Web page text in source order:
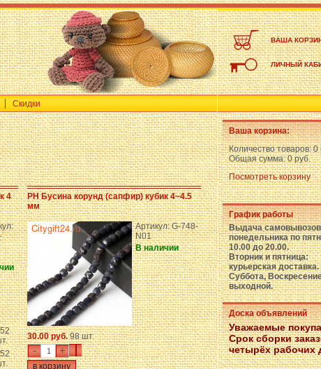
ВАША
ЛИЧНЫЙ
Скидки
4
PH Бусина корунд (сапфир) кубик 4~4.5
мм
Артикул: G-748-
N01
В наличии
30.00 руб.98 шт.
- +
Ваша корзина:
Количество товаров:0
Общая сумма:0 руб.
Посмотреть корзину
График работы
Выдача
понедельника по
10.00 до 20.00.
Вторник и пятница:
курьерская доставка.
Суббота,
выходной.
Доска объявлений
Уважаемые
Срок сборки
четырёх рабочих